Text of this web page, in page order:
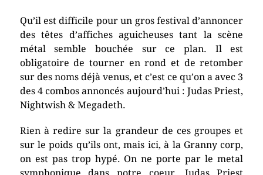
Qu’il est difficile pour un gros festival d’annoncer
des têtes d’affiches aguicheuses tant la scène
métal semble bouchée sur ce plan. Il est
obligatoire de tourner en rond et de retomber
sur des noms déjà venus, et c’est ce qu’on a avec 3
des 4 combos annoncés aujourd’hui : Judas Priest,
Nightwish & Megadeth.
Rien à redire sur la grandeur de ces groupes et
sur le poids qu’ils ont, mais ici, à la Granny corp,
on est pas trop hypé. On ne porte par le metal